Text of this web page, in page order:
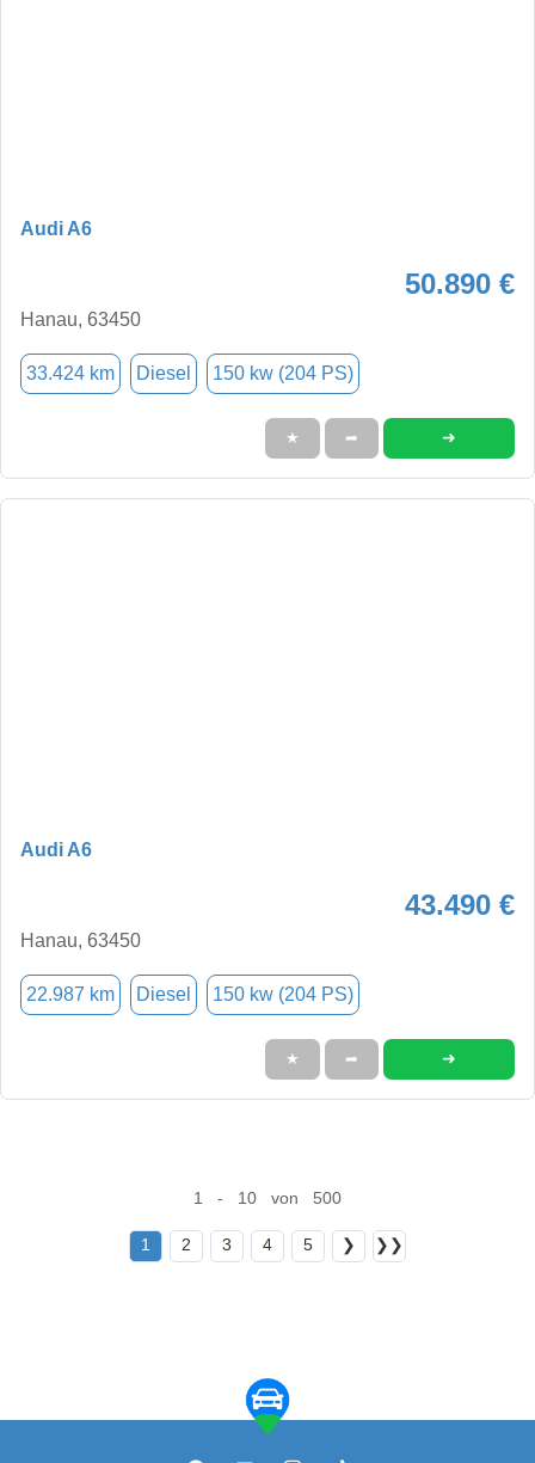
Audi A6
50.890 €
Hanau, 63450
33.424 km Diesel 150 kw (204 PS)
★ ➦ ➜
Audi A6
43.490 €
Hanau, 63450
22.987 km Diesel 150 kw (204 PS)
★ ➦ ➜
1 - 10 von 500
1 2 3 4 5 ❯ ❯❯